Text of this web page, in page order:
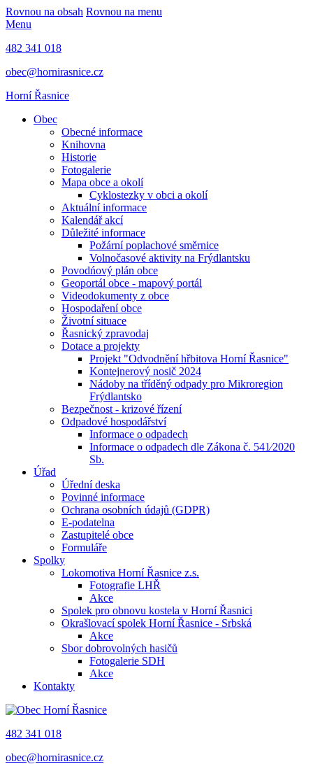
Rovnou na obsah Rovnou na menu
Menu
482 341 018
obec@hornirasnice.cz
Horní Řasnice
Obec
Obecné informace
Knihovna
Historie
Fotogalerie
Mapa obce a okolí
Cyklostezky v obci a okolí
Aktuální informace
Kalendář akcí
Důležité informace
Požární poplachové směrnice
Volnočasové aktivity na Frýdlantsku
Povodńový plán obce
Geoportál obce - mapový portál
Videodokumenty z obce
Hospodaření obce
Životní situace
Řasnický zpravodaj
Dotace a projekty
Projekt "Odvodnění hřbitova Horní Řasnice"
Kontejnerový nosič 2024
Nádoby na tříděný odpady pro Mikroregion
Frýdlantsko
Bezpečnost - krizové řízení
Odpadové hospodářství
Informace o odpadech
Informace o odpadech dle Zákona č. 541⁄2020
Sb.
Úřad
Úřední deska
Povinné informace
Ochrana osobních údajů (GDPR)
E-podatelna
Zastupitelé obce
Formuláře
Spolky
Lokomotiva Horní Řasnice z.s.
Fotografie LHŘ
Akce
Spolek pro obnovu kostela v Horní Řasnici
Okrašlovací spolek Horní Řasnice - Srbská
Akce
Sbor dobrovolných hasičů
Fotogalerie SDH
Akce
Kontakty
482 341 018
obec@hornirasnice.cz